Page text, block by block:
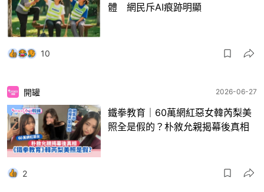
體 網民斥AI痕跡明顯
10
開罐 2026-06-27
鐵拳教育｜60萬網紅惡女韓芮梨美
照全是假的？朴敘允親揭幕後真相
2